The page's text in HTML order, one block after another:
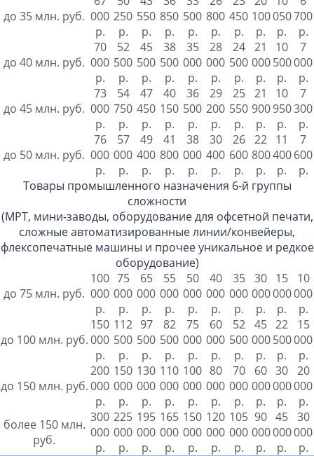
до 35 млн. руб. 000
р.
250
р.
550
р.
850
р.
500
р.
800
р.
450
р.
100
р.
050
р.
700
р.
до 40 млн. руб.
70
000
р.
52
500
р.
45
500
р.
38
500
р.
35
000
р.
28
000
р.
24
500
р.
21
000
р.
10
500
р.
7
000
р.
до 45 млн. руб.
73
000
р.
54
750
р.
47
450
р.
40
150
р.
36
500
р.
29
200
р.
25
550
р.
21
900
р.
10
950
р.
7
300
р.
до 50 млн. руб.
76
000
р.
57
000
р.
49
400
р.
41
800
р.
38
000
р.
30
400
р.
26
600
р.
22
800
р.
11
400
р.
7
600
р.
Товары промышленного назначения 6-й группы
сложности
(МРТ, мини-заводы, оборудование для офсетной печати,
сложные автоматизированные линии/конвейеры,
флексопечатные машины и прочее уникальное и редкое
оборудование)
до 75 млн. руб.
100
000
р.
75
000
р.
65
000
р.
55
000
р.
50
000
р.
40
000
р.
35
000
р.
30
000
р.
15
000
р.
10
000
р.
до 100 млн. руб.
150
000
р.
112
500
р.
97
500
р.
82
500
р.
75
000
р.
60
000
р.
52
500
р.
45
000
р.
22
500
р.
15
000
р.
до 150 млн. руб.
200
000
р.
150
000
р.
130
000
р.
110
000
р.
100
000
р.
80
000
р.
70
000
р.
60
000
р.
30
000
р.
20
000
р.
более 150 млн.
руб.
300
000
р.
225
000
р.
195
000
р.
165
000
р.
150
000
р.
120
000
р.
105
000
р.
90
000
р.
45
000
р.
30
000
р.